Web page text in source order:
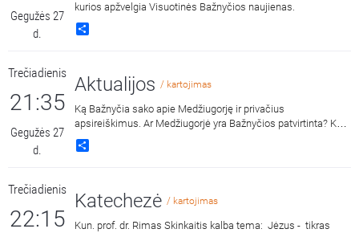
Gegužės 27
d.
kurios apžvelgia Visuotinės Bažnyčios naujienas.
Trečiadienis
21:35
Gegužės 27
d.
Aktualijos / kartojimas
Ką Bažnyčia sako apie Medžiugorję ir privačius
apsireiškimus. Ar Medžiugorjė yra Bažnyčios patvirtinta? Ką
Dievo Motina, anot regėtojų, kalba savo naujausioje gegužės
25-osios žinioje žmonijai? Šiuos ir kitus klausimus laidoje
Trečiadienis
22:15
Katechezė / kartojimas
Kun. prof. dr. Rimas Skinkaitis kalba tema: Jėzus - tikras